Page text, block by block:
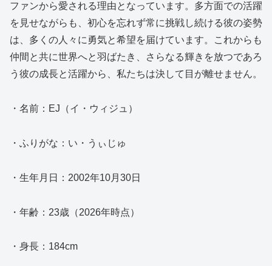
ファンから愛される理由となっています。多方面での活躍
を見せながらも、初心を忘れず常に挑戦し続ける彼の姿勢
は、多くの人々に勇気と希望を届けています。これからも
仲間と共に世界へと羽ばたき、さらなる輝きを放つであろ
う彼の成長と活躍から、私たちは決して目が離せません。
・名前：EJ（イ・ウィジュ）
・ふりがな：い・うぃじゅ
・生年月日：2002年10月30日
・年齢：23歳（2026年時点）
・身長：184cm